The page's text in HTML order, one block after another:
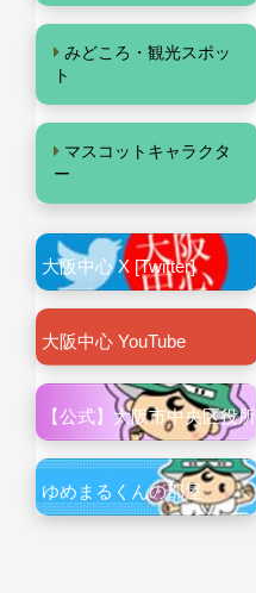
みどころ・観光スポッ
ト
マスコットキャラクタ
ー
大阪中心 X [Twitter]
大阪中心 YouTube
【公式】大阪市中央区役所
ゆめまるくんの部屋